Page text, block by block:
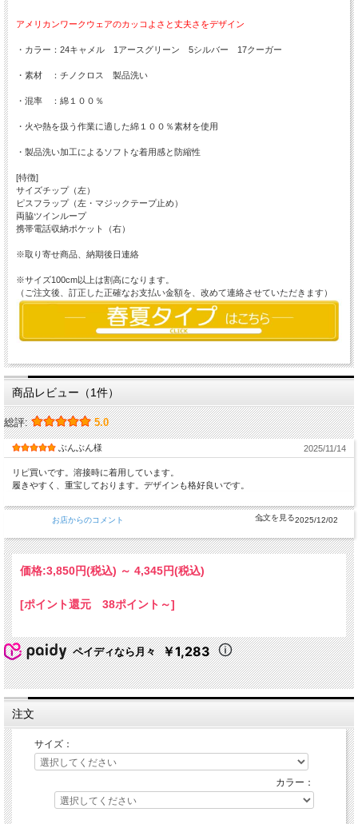
アメリカンワークウェアのカッコよさと丈夫さをデザイン
・カラー：24キャメル 1アースグリーン 5シルバー 17クーガー
・素材 ：チノクロス 製品洗い
・混率 ：綿１００％
・火や熱を扱う作業に適した綿１００％素材を使用
・製品洗い加工によるソフトな着用感と防縮性
[特徴]
サイズチップ（左）
ピスフラップ（左・マジックテープ止め）
両脇ツインループ
携帯電話収納ポケット（右）
※取り寄せ商品、納期後日連絡
※サイズ100cm以上は割高になります。
（ご注文後、訂正した正確なお支払い金額を、改めて連絡させていただきます）
商品レビュー（1件）
総評: 5.0
ぶんぶん様 2025/11/14
リピ買いです。溶接時に着用しています。
履きやすく、重宝しております。デザインも格好良いです。
お店からのコメント 2025/12/02
価格:3,850円(税込) ～ 4,345円(税込)
[ポイント還元 38ポイント～]
ペイディなら月々 ￥1,283
注文
サイズ：
カラー：